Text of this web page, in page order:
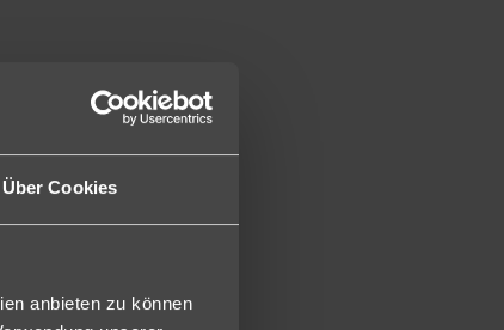
Über Cookies
anbieten zu können
ist der hoteleigene Wasserpark “Splash Water
jede Menge Action und Abenteuer erleben.
über ein offenes Bad/Dusche, WC, Föhn,
(J2M/J1M) ca. 56 m² groß und mit Meerblick und